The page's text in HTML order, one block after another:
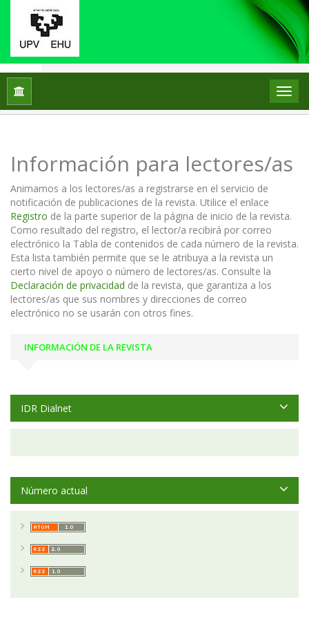
Inicio
Información para lectores/as
Animamos a los lectores/as a registrarse en el servicio de
notificación de publicaciones de la revista. Utilice el enlace
Registro de la parte superior de la página de inicio de la revista.
Como resultado del registro, el lector/a recibirá por correo
electrónico la Tabla de contenidos de cada número de la revista.
Esta lista también permite que se le atribuya a la revista un
cierto nivel de apoyo o número de lectores/as. Consulte la
Declaración de privacidad de la revista, que garantiza a los
lectores/as que sus nombres y direcciones de correo
electrónico no se usarán con otros fines.
INFORMACIÓN DE LA REVISTA
IDR Dialnet
Número actual